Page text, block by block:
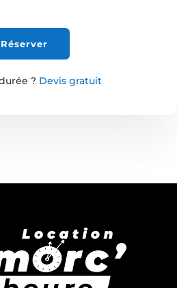
Réserver
? Devis gratuit